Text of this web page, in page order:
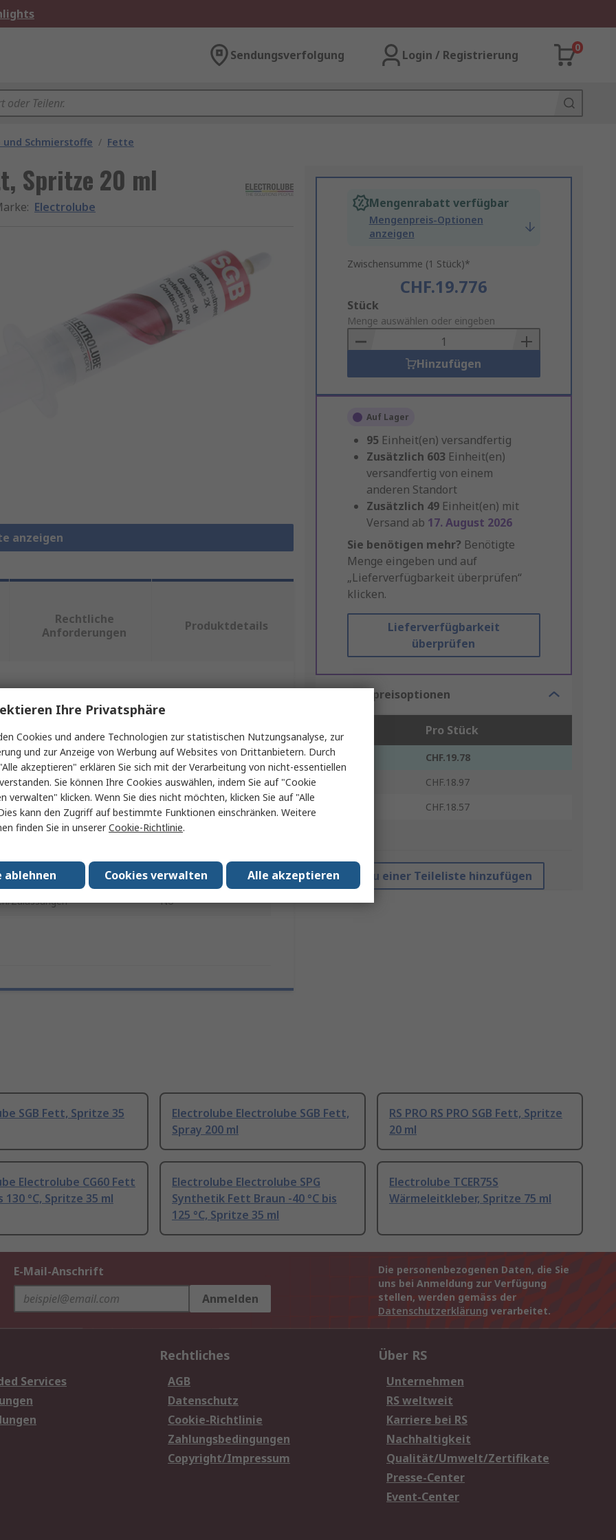
Sendungsverfolgung Login / Registrierung
0
und Schmierstoffe / Fette
Spritze 20 ml
: Electrolube
anzeigen
Mengenrabatt verfügbar
Mengenpreis-Optionen
anzeigen
Zwischensumme (1 Stück)*
CHF.19.776
Add
to
Basket
Stück
Menge auswählen oder eingeben
Hinzufügen
Auf Lager
95 Einheit(en) versandfertig
Zusätzlich 603 Einheit(en)
versandfertig von einem
anderen Standort
Zusätzlich 49 Einheit(en) mit
Versand ab 17. August 2026
Sie benötigen mehr? Benötigte
Menge eingeben und auf
„Lieferverfügbarkeit überprüfen“
klicken.
Lieferverfügbarkeit
überprüfen
Mengenpreisoptionen
Pro Stück
1 - 5
CHF.19.78
CHF.18.97
CHF.18.57
Zu einer Teileliste hinzufügen
Rechtliche
Anforderungen
Produktdetails
oder mehrere Eigenschaften auswählen.
Electrolube
Typ Kontaktfett
SGB
20 ml
Zulassungen No
SGB Fett, Spritze 35
Electrolube Electrolube SGB Fett,
Spray 200 ml
RS PRO RS PRO SGB Fett, Spritze
20 ml
Electrolube CG60 Fett
130 °C, Spritze 35 ml
Electrolube Electrolube SPG
Synthetik Fett Braun -40 °C bis
125 °C, Spritze 35 ml
Electrolube TCER75S
Wärmeleitkleber, Spritze 75 ml
E-Mail-Anschrift
Anmelden
Die personenbezogenen Daten, die Sie
uns bei Anmeldung zur Verfügung
stellen, werden gemäss der
Datenschutzerklärung verarbeitet.
Services
Rechtliches
AGB
Datenschutz
Cookie-Richtlinie
Zahlungsbedingungen
Copyright/Impressum
Über RS
Unternehmen
RS weltweit
Karriere bei RS
Nachhaltigkeit
Qualität/Umwelt/Zertifikate
Presse-Center
Event-Center
Ihre Privatsphäre
Cookies und andere Technologien zur statistischen Nutzungsanalyse, zur
und zur Anzeige von Werbung auf Websites von Drittanbietern. Durch
akzeptieren" erklären Sie sich mit der Verarbeitung von nicht-essentiellen
Sie können Ihre Cookies auswählen, indem Sie auf "Cookie
verwalten" klicken. Wenn Sie dies nicht möchten, klicken Sie auf "Alle
kann den Zugriff auf bestimmte Funktionen einschränken. Weitere
finden Sie in unsererCookie-Richtlinie.
Alle akzeptieren
Cookies verwalten
ablehnen